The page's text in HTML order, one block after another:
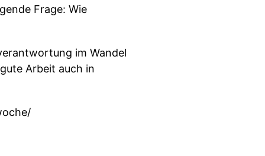
Frage: Wie
im Wandel
Arbeit auch in